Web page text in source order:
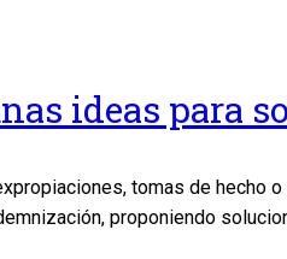
ideas para
tomas de hecho
proponiendo